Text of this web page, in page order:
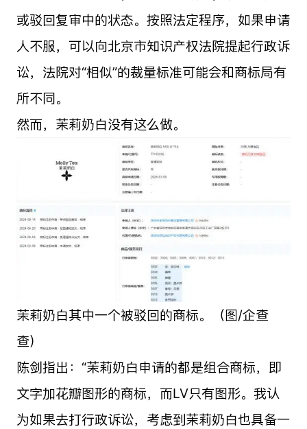
或驳回复审中的状态。按照法定程序，如果申请
人不服，可以向北京市知识产权法院提起行政诉
讼，法院对“相似”的裁量标准可能会和商标局有
所不同。
然而，茉莉奶白没有这么做。
茉莉奶白其中一个被驳回的商标。（图/企查
查）
陈剑指出：“茉莉奶白申请的都是组合商标，即
文字加花瓣图形的商标，而LV只有图形。我认
为如果去打行政诉讼，考虑到茉莉奶白也具备一